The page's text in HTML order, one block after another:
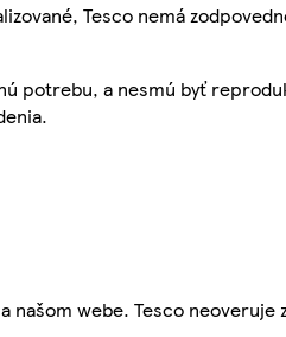
Tesco nemá
potrebu, a nesmú byť
našom webe. Tesco